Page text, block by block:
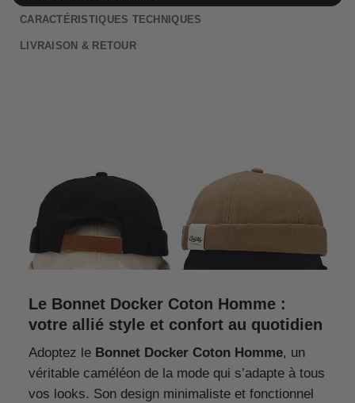
CARACTÉRISTIQUES TECHNIQUES
LIVRAISON & RETOUR
Le Bonnet Docker Coton Homme :
votre allié style et confort au quotidien
Adoptez le Bonnet Docker Coton Homme, un
véritable caméléon de la mode qui s’adapte à tous
vos looks. Son design minimaliste et fonctionnel